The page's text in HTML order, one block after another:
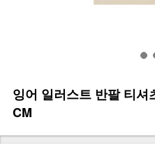
잉어 일러스트 반팔 티셔
CM